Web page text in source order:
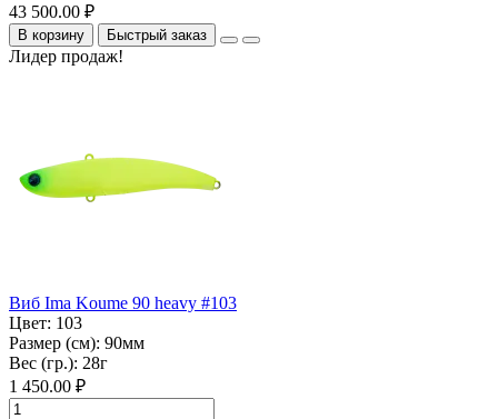
43 500.00 ₽
В корзину Быстрый заказ
Лидер продаж!
Виб Ima Koume 90 heavy #103
Цвет: 103
Размер (см): 90мм
Вес (гр.): 28г
1 450.00 ₽